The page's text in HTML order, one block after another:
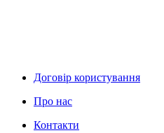
Договір користування
Про нас
Контакти